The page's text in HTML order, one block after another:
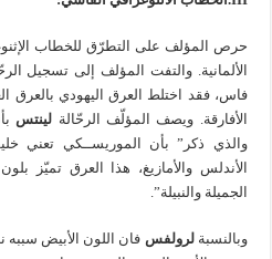
حرص المؤلف على التطرّق للخطاب
الألمانية. والتفت المؤلف إلى تسجيل
فاس، فقد اختلط العرق اليهودي بالعرق
الأفارقة. ويصف المؤلّف الرحّالة لينتس
والذي ذكر” بأن الموريســكي تعني
الأندلس والأمازيغ، هذا العرق تميّز
الجميلة والنبيلة”.
وبالنسبةلرولفس فان اللون الأبيض